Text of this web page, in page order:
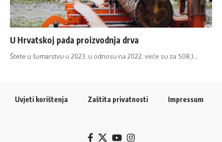
U Hrvatskoj pada proizvodnja drva
Štete u šumarstvu u 2023. u odnosu na 2022. veće su za 508,1…
Uvjeti korištenja Zaštita privatnosti Impressum